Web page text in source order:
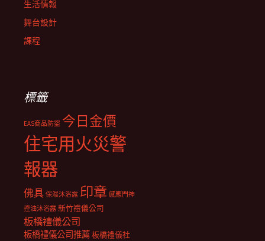
生活情報
舞台設計
課程
標籤
EAS商品防盜 今日金價
住宅用火災警
報器
佛具 保濕沐浴露 印章 感應門神
控油沐浴露 新竹禮儀公司
板橋禮儀公司
板橋禮儀公司推薦板橋禮儀社